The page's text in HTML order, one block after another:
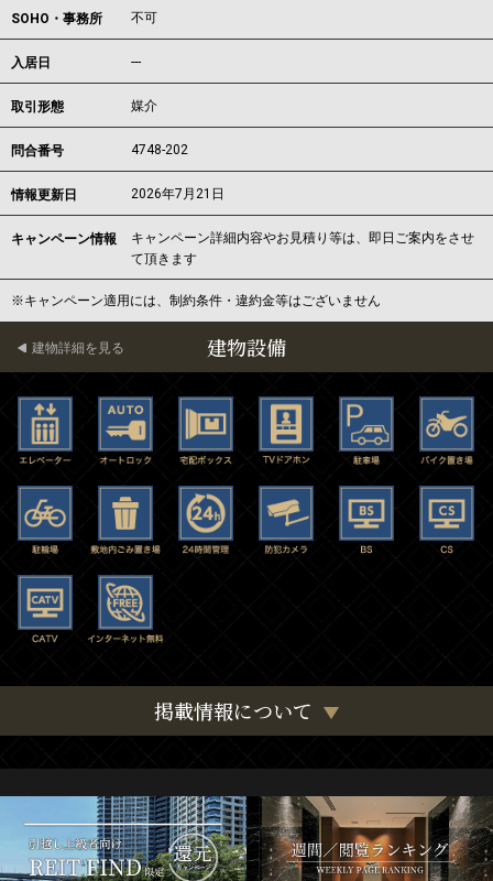
SOHO・事務所 不可
入居日 ---
取引形態 媒介
問合番号 4748-202
情報更新日 2026年7月21日
キャンペーン情報
キャンペーン詳細内容やお見積り等は、即日ご案内をさせ
て頂きます
※キャンペーン適用には、制約条件・違約金等はございません
建物設備
建物詳細を見る
掲載情報について